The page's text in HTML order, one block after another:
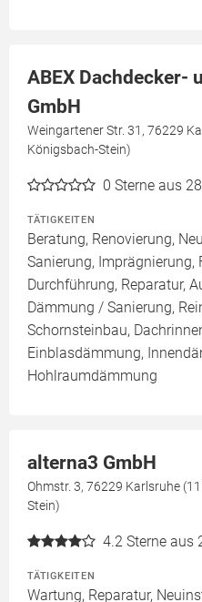
ABEX Dachdecker-
GmbH
Weingartener Str. 31, 76229
Königsbach-Stein)
0 Sterne aus
TÄTIGKEITEN
Beratung, Renovierung,
Sanierung,
Durchführung, Reparatur,
Dämmung / Sanierung,
Schornsteinbau,
Einblasdämmung,
Hohlraumdämmung
alterna3 GmbH
Ohmstr. 3, 76229 Karlsruhe
Stein)
4.2 Sterne aus
TÄTIGKEITEN
Wartung, Reparatur,